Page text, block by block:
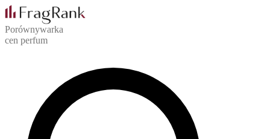
Porównywarka
cen perfum